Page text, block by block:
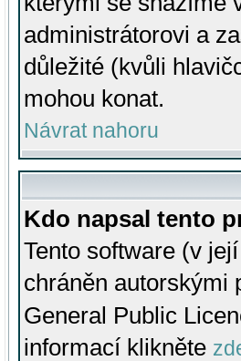
administrátorovi a
důležité (kvůli
mohou konat.
Návrat nahoru
Kdo napsal tento
Tento software (v
chráněn autorskými
General Public
informací klikněte